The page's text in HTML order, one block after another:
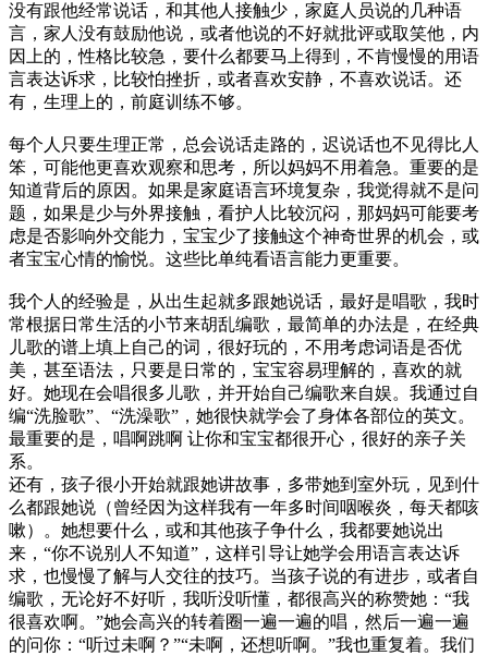
没有跟他经常说话，和其他人接触少，家庭人员说的几种语
言，家人没有鼓励他说，或者他说的不好就批评或取笑他，内
因上的，性格比较急，要什么都要马上得到，不肯慢慢的用语
言表达诉求，比较怕挫折，或者喜欢安静，不喜欢说话。还
有，生理上的，前庭训练不够。
每个人只要生理正常，总会说话走路的，迟说话也不见得比人
笨，可能他更喜欢观察和思考，所以妈妈不用着急。重要的是
知道背后的原因。如果是家庭语言环境复杂，我觉得就不是问
题，如果是少与外界接触，看护人比较沉闷，那妈妈可能要考
虑是否影响外交能力，宝宝少了接触这个神奇世界的机会，或
者宝宝心情的愉悦。这些比单纯看语言能力更重要。
我个人的经验是，从出生起就多跟她说话，最好是唱歌，我时
常根据日常生活的小节来胡乱编歌，最简单的办法是，在经典
儿歌的谱上填上自己的词，很好玩的，不用考虑词语是否优
美，甚至语法，只要是日常的，宝宝容易理解的，喜欢的就
好。她现在会唱很多儿歌，并开始自己编歌来自娱。我通过自
编“洗脸歌”、“洗澡歌”，她很快就学会了身体各部位的英文。
最重要的是，唱啊跳啊 让你和宝宝都很开心，很好的亲子关
系。
还有，孩子很小开始就跟她讲故事，多带她到室外玩，见到什
么都跟她说（曾经因为这样我有一年多时间咽喉炎，每天都咳
嗽）。她想要什么，或和其他孩子争什么，我都要她说出
来，“你不说别人不知道”，这样引导让她学会用语言表达诉
求，也慢慢了解与人交往的技巧。当孩子说的有进步，或者自
编歌，无论好不好听，我听没听懂，都很高兴的称赞她：“我
很喜欢啊。”她会高兴的转着圈一遍一遍的唱，然后一遍一遍
的问你：“听过未啊？”“未啊，还想听啊。”我也重复着。我们